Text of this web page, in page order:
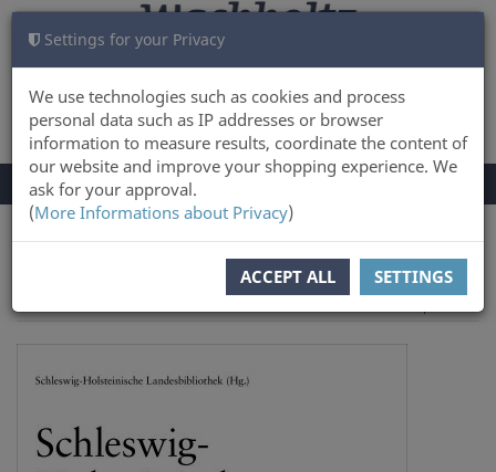
Settings for your Privacy
We use technologies such as cookies and process
personal data such as IP addresses or browser
information to measure results, coordinate the content of
our website and improve your shopping experience. We
ask for your approval.
(More Informations about Privacy)
ACCEPT ALL SETTINGS
LOG IN CART 0
TOGGLE
NAVIGATION
Menu